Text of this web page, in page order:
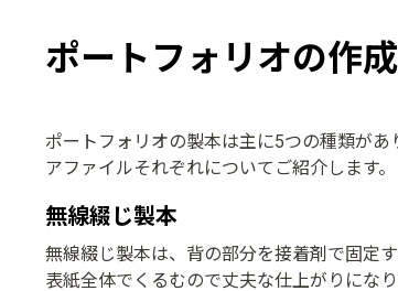
ポートフォリオの作
ポートフォリオの製本は主に5つの種類が
アファイルそれぞれについてご紹介します。
無線綴じ製本
無線綴じ製本は、背の部分を接着剤で固定
表紙全体でくるむので丈夫な仕上がりにな